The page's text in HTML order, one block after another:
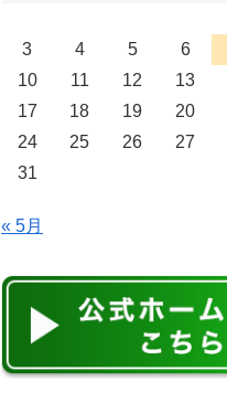
3
4 5 6
10
11 12 13
17
18 19 20
24
25 26 27
31
« 5月